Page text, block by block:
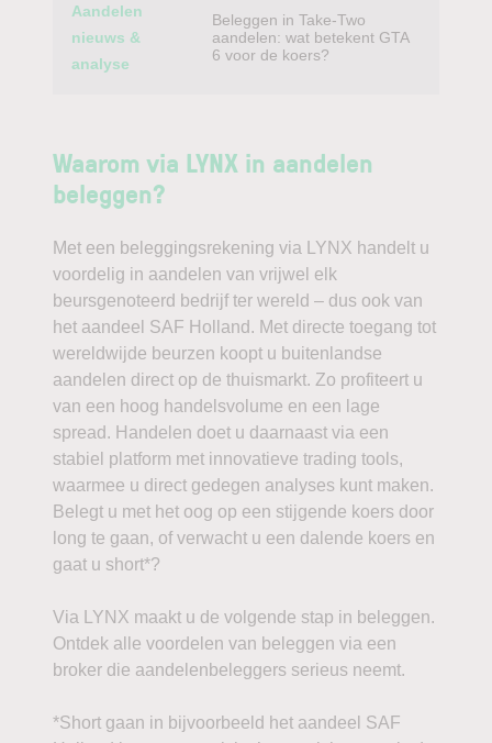
Aandelen
nieuws &
analyse
Beleggen in Take-Two
aandelen: wat betekent GTA
6 voor de koers?
Waarom via LYNX in aandelen
beleggen?
Met een beleggingsrekening via LYNX handelt u
voordelig in aandelen van vrijwel elk
beursgenoteerd bedrijf ter wereld – dus ook van
het aandeel SAF Holland. Met directe toegang tot
wereldwijde beurzen koopt u buitenlandse
aandelen direct op de thuismarkt. Zo profiteert u
van een hoog handelsvolume en een lage
spread. Handelen doet u daarnaast via een
stabiel platform met innovatieve trading tools,
waarmee u direct gedegen analyses kunt maken.
Belegt u met het oog op een stijgende koers door
long te gaan, of verwacht u een dalende koers en
gaat u short*?
Via LYNX maakt u de volgende stap in beleggen.
Ontdek alle voordelen van beleggen via een
broker die aandelenbeleggers serieus neemt.
*Short gaan in bijvoorbeeld het aandeel SAF